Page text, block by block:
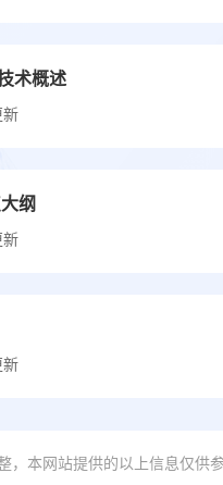
术概述
新
纲
新
新
本网站提供的以上信息仅供